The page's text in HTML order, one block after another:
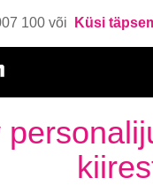
100 või Küsi